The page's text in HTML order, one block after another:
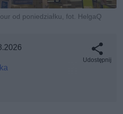
od poniedziałku, fot. HelgaQ
Udostępnij